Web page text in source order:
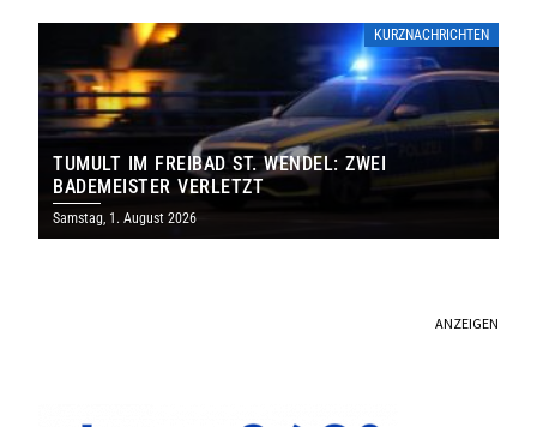
KURZNACHRICHTEN
TUMULT IM FREIBAD ST. WENDEL: ZWEI
BADEMEISTER VERLETZT
Samstag, 1. August 2026
ANZEIGEN